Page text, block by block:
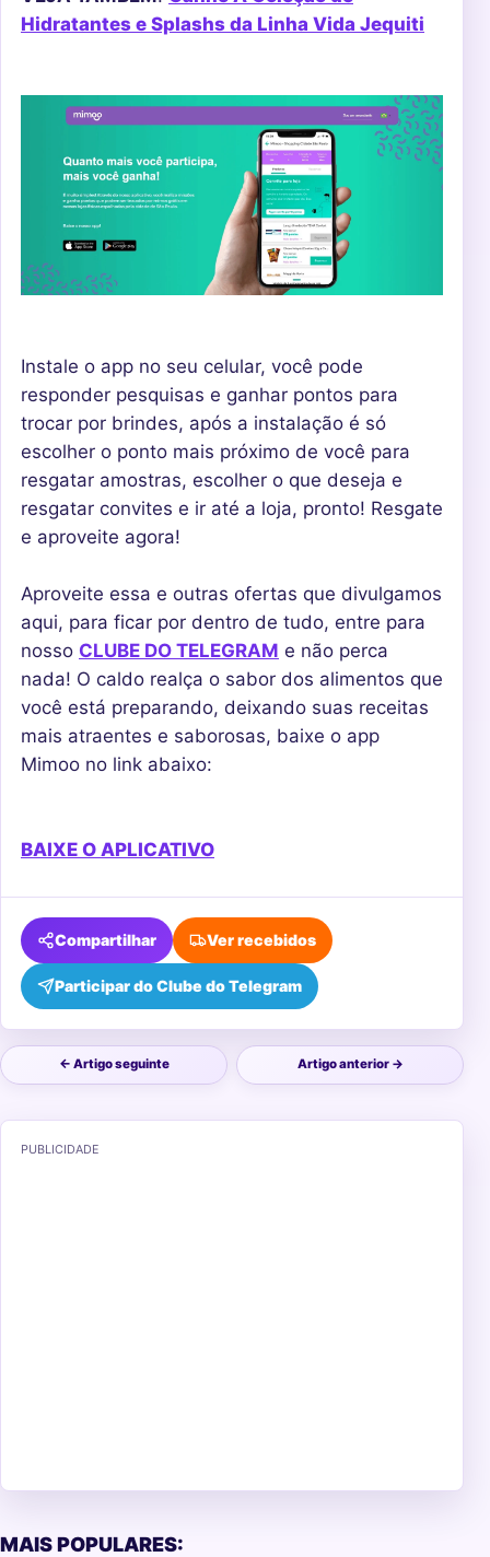
Hidratantes e Splashs da Linha Vida Jequiti
Instale o app no ​​seu celular, você pode
responder pesquisas e ganhar pontos para
trocar por brindes, após a instalação é só
escolher o ponto mais próximo de você para
resgatar amostras, escolher o que deseja e
resgatar convites e ir até a loja, pronto! Resgate
e aproveite agora!
Aproveite essa e outras ofertas que divulgamos
aqui, para ficar por dentro de tudo, entre para
nosso CLUBE DO TELEGRAM e não perca
nada! O caldo realça o sabor dos alimentos que
você está preparando, deixando suas receitas
mais atraentes e saborosas, baixe o app
Mimoo no link abaixo:
BAIXE O APLICATIVO
Compartilhar
Participar do Clube do Telegram
Ver recebidos
← Artigo seguinte Artigo anterior →
PUBLICIDADE
MAIS POPULARES: